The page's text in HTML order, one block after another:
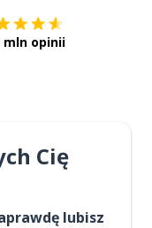
mln opinii
Cię
lubisz